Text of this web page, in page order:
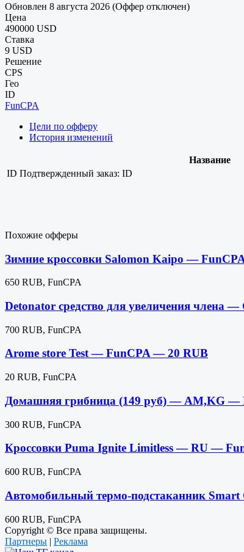
Обновлен 8 августа 2026 (Оффер отключен)
Цена
490000 USD
Ставка
9 USD
Решение
CPS
Гео
ID
FunCPA
Цели по офферу
История изменений
Название
ID Подтвержденный заказ: ID
Похожие офферы
Зимние кроссовки Salomon Kaipo —
650 RUB, FunCPA
Detonator cредство для увеличения
700 RUB, FunCPA
Arome store Test — FunCPA — 20 RUB
20 RUB, FunCPA
Домашняя грибница (149 руб) — AM,KG —
300 RUB, FunCPA
Кроссовки Puma Ignite Limitless — RU —
600 RUB, FunCPA
Автомобильный термо-подстаканник
600 RUB, FunCPA
Copyright © Все права защищены.
Партнеры | Реклама